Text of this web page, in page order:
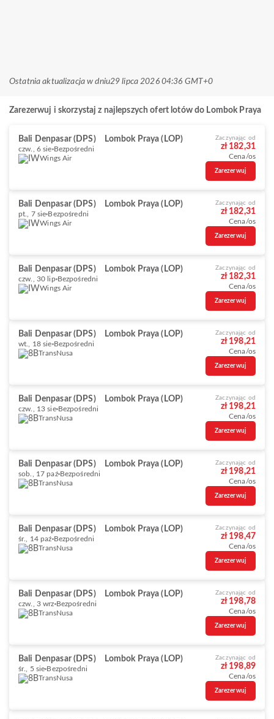
Ostatnia aktualizacja w dniu29 lipca 2026 04:36 GMT+0
Zarezerwuj i skorzystaj z najlepszych ofert lotów do Lombok Praya
Bali Denpasar (DPS) Lombok Praya (LOP)
czw., 6 sie Bezpośredni
Wings Air
Zaczynając od
zł 182,31
Cena/os
Zarezerwuj
Bali Denpasar (DPS) Lombok Praya (LOP)
pt., 7 sie Bezpośredni
Wings Air
Zaczynając od
zł 182,31
Cena/os
Zarezerwuj
Bali Denpasar (DPS) Lombok Praya (LOP)
czw., 30 lip Bezpośredni
Wings Air
Zaczynając od
zł 182,31
Cena/os
Zarezerwuj
Bali Denpasar (DPS) Lombok Praya (LOP)
wt., 18 sie Bezpośredni
TransNusa
Zaczynając od
zł 198,21
Cena/os
Zarezerwuj
Bali Denpasar (DPS) Lombok Praya (LOP)
czw., 13 sie Bezpośredni
TransNusa
Zaczynając od
zł 198,21
Cena/os
Zarezerwuj
Bali Denpasar (DPS) Lombok Praya (LOP)
sob., 17 paź Bezpośredni
TransNusa
Zaczynając od
zł 198,21
Cena/os
Zarezerwuj
Bali Denpasar (DPS) Lombok Praya (LOP)
śr., 14 paź Bezpośredni
TransNusa
Zaczynając od
zł 198,47
Cena/os
Zarezerwuj
Bali Denpasar (DPS) Lombok Praya (LOP)
czw., 3 wrz Bezpośredni
TransNusa
Zaczynając od
zł 198,78
Cena/os
Zarezerwuj
Bali Denpasar (DPS) Lombok Praya (LOP)
śr., 5 sie Bezpośredni
TransNusa
Zaczynając od
zł 198,89
Cena/os
Zarezerwuj